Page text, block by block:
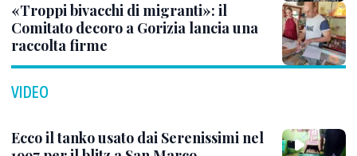
«Troppi bivacchi di migranti»: il
Comitato decoro a Gorizia lancia una
raccolta firme
VIDEO
Ecco il tanko usato dai Serenissimi nel